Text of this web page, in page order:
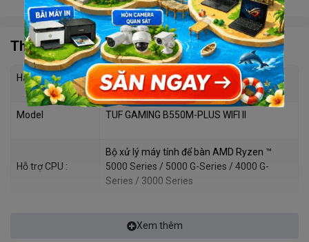
Thông số kỹ thuật
Hãng sản xuất Asus
Model TUF GAMING B550M-PLUS WIFI II
Hỗ trợ CPU :
Bộ xử lý máy tính để bàn AMD Ryzen ™
5000 Series / 5000 G-Series / 4000 G-
Series / 3000 Series
Xem thêm